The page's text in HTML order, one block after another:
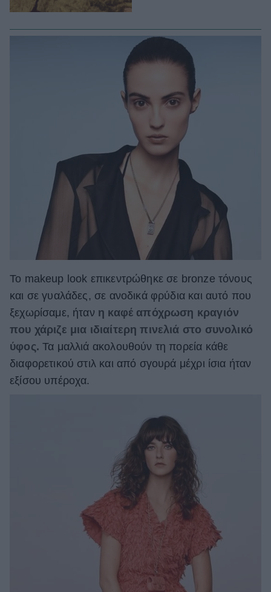
Το makeup look επικεντρώθηκε σε bronze τόνους
και σε γυαλάδες, σε ανοδικά φρύδια και αυτό που
ξεχωρίσαμε, ήταν η καφέ απόχρωση κραγιόν
που χάριζε μια ιδιαίτερη πινελιά στο συνολικό
ύφος. Τα μαλλιά ακολουθούν τη πορεία κάθε
διαφορετικού στιλ και από σγουρά μέχρι ίσια ήταν
εξίσου υπέροχα.